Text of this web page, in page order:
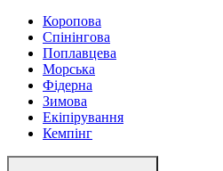
Коропова
Спінінгова
Поплавцева
Морська
Фідерна
Зимова
Екіпірування
Кемпінг